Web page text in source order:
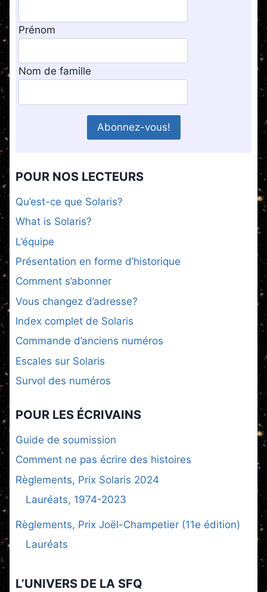
Prénom
Nom de famille
POUR NOS LECTEURS
Qu’est-ce que Solaris?
What is Solaris?
L’équipe
Présentation en forme d’historique
Comment s’abonner
Vous changez d’adresse?
Index complet de Solaris
Commande d’anciens numéros
Escales sur Solaris
Survol des numéros
POUR LES ÉCRIVAINS
Guide de soumission
Comment ne pas écrire des histoires
Règlements, Prix Solaris 2024
Lauréats, 1974-2023
Règlements, Prix Joël-Champetier (11e édition)
Lauréats
L’UNIVERS DE LA SFQ